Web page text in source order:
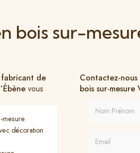
bois sur-
de
vous
décoration
Contactez-
bois sur-mesure